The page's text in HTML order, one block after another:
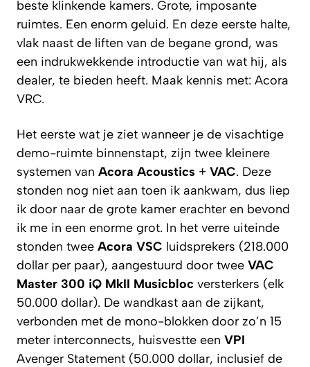
beste klinkende kamers. Grote, imposante
ruimtes. Een enorm geluid. En deze eerste halte,
vlak naast de liften van de begane grond, was
een indrukwekkende introductie van wat hij, als
dealer, te bieden heeft. Maak kennis met: Acora
VRC.
Het eerste wat je ziet wanneer je de visachtige
demo-ruimte binnenstapt, zijn twee kleinere
systemen van Acora Acoustics + VAC. Deze
stonden nog niet aan toen ik aankwam, dus liep
ik door naar de grote kamer erachter en bevond
ik me in een enorme grot. In het verre uiteinde
stonden twee Acora VSC luidsprekers (218.000
dollar per paar), aangestuurd door twee VAC
Master 300 iQ MkII Musicbloc versterkers (elk
50.000 dollar). De wandkast aan de zijkant,
verbonden met de mono-blokken door zo’n 15
meter interconnects, huisvestte een VPI
Avenger Statement (50.000 dollar, inclusief de